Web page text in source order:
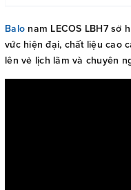
Balo nam LECOS LBH7 sở
vức hiện đại, chất liệu cao
lên vẻ lịch lãm và chuyên